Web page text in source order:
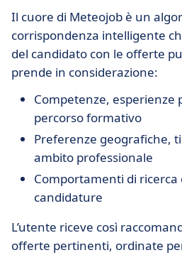
Il cuore di Meteojob è un
corrispondenza intelligente
del candidato con le offerte
prende in considerazione:
Competenze, esperienze
percorso formativo
Preferenze geografiche,
ambito professionale
Comportamenti di ricerca
candidature
L’utente riceve così
offerte pertinenti, ordinate